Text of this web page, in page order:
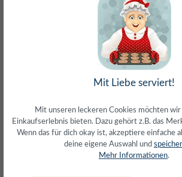
Schneller Versand
meist direkt aus Waiblingen
30 Tage Rückgaberecht
ohne Risiko bestellen
LIVE-Beratung – Frag den Profi!
kostenlos und persönlich
Über 20+ Jahre ErfahrungMit Liebe serviert!
Mit unseren leckeren Cookies möchten
Einkaufserlebnis bieten. Dazu gehört z.B. das
Wenn das für dich okay ist, akzeptiere einfache
deine eigene Auswahl und speicher
Mehr Informationen.